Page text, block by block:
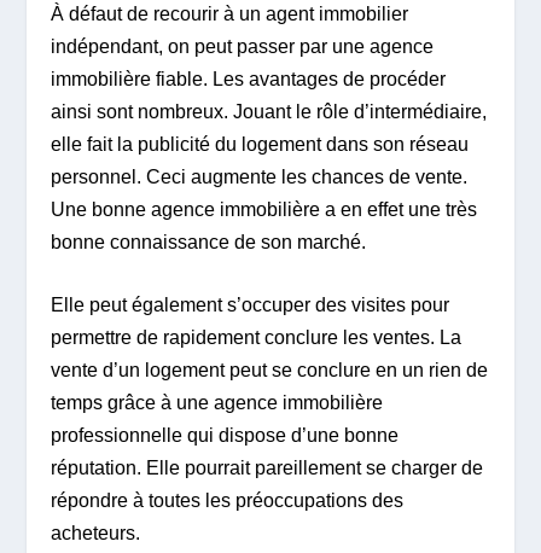
À défaut de recourir à un agent immobilier
indépendant, on peut passer par une agence
immobilière fiable. Les avantages de procéder
ainsi sont nombreux. Jouant le rôle d’intermédiaire,
elle fait la publicité du logement dans son réseau
personnel. Ceci augmente les chances de vente.
Une bonne agence immobilière a en effet une très
bonne connaissance de son marché.
Elle peut également s’occuper des visites pour
permettre de rapidement conclure les ventes. La
vente d’un logement peut se conclure en un rien de
temps grâce à une agence immobilière
professionnelle qui dispose d’une bonne
réputation. Elle pourrait pareillement se charger de
répondre à toutes les préoccupations des
acheteurs.